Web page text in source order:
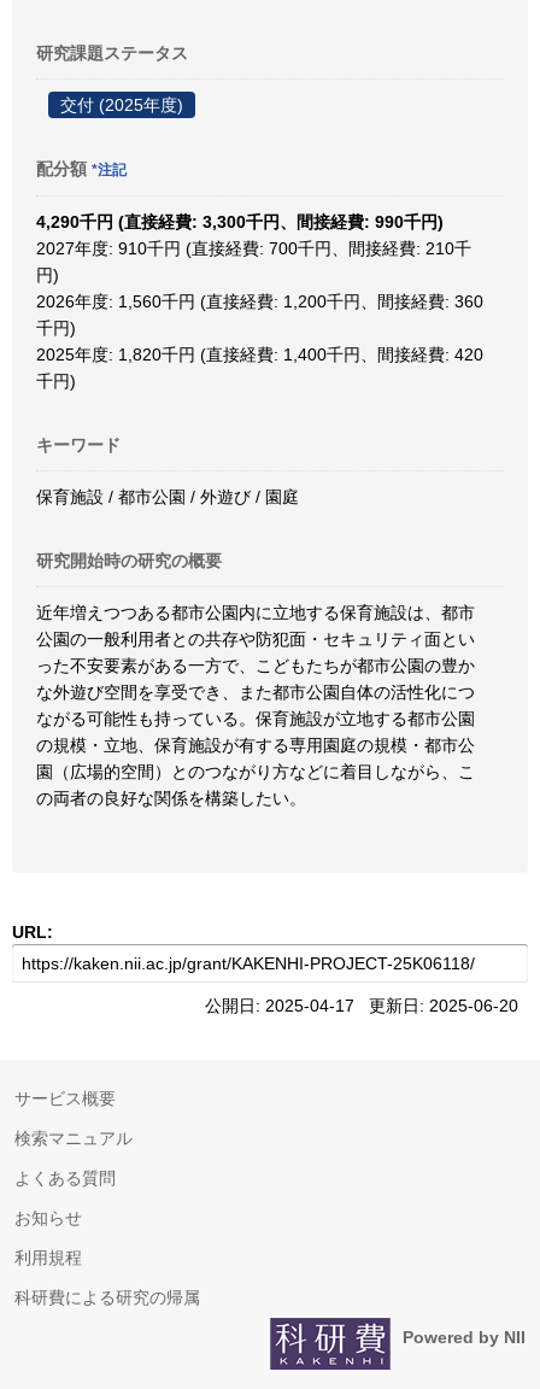
研究課題ステータス
交付 (2025年度)
配分額 *注記
4,290千円 (直接経費: 3,300千円、間接経費: 990千円)
2027年度: 910千円 (直接経費: 700千円、間接経費: 210千
円)
2026年度: 1,560千円 (直接経費: 1,200千円、間接経費: 360
千円)
2025年度: 1,820千円 (直接経費: 1,400千円、間接経費: 420
千円)
キーワード
保育施設 / 都市公園 / 外遊び / 園庭
研究開始時の研究の概要
近年増えつつある都市公園内に立地する保育施設は、都市
公園の一般利用者との共存や防犯面・セキュリティ面とい
った不安要素がある一方で、こどもたちが都市公園の豊か
な外遊び空間を享受でき、また都市公園自体の活性化につ
ながる可能性も持っている。保育施設が立地する都市公園
の規模・立地、保育施設が有する専用園庭の規模・都市公
園（広場的空間）とのつながり方などに着目しながら、こ
の両者の良好な関係を構築したい。
URL:
公開日: 2025-04-17 更新日: 2025-06-20
サービス概要
検索マニュアル
よくある質問
お知らせ
利用規程
科研費による研究の帰属
Powered by NII